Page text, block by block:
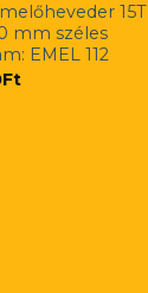
15T
mm széles
EMEL 112
Ft